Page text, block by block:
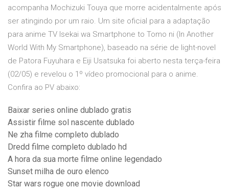
acompanha Mochizuki Touya que morre acidentalmente após
ser atingindo por um raio. Um site oficial para a adaptação
para anime TV Isekai wa Smartphone to Tomo ni (In Another
World With My Smartphone), baseado na série de light-novel
de Patora Fuyuhara e Eiji Usatsuka foi aberto nesta terça-feira
(02/05) e revelou o 1º vídeo promocional para o anime.
Confira ao PV abaixo:
Baixar series online dublado gratis
Assistir filme sol nascente dublado
Ne zha filme completo dublado
Dredd filme completo dublado hd
A hora da sua morte filme online legendado
Sunset milha de ouro elenco
Star wars rogue one movie download